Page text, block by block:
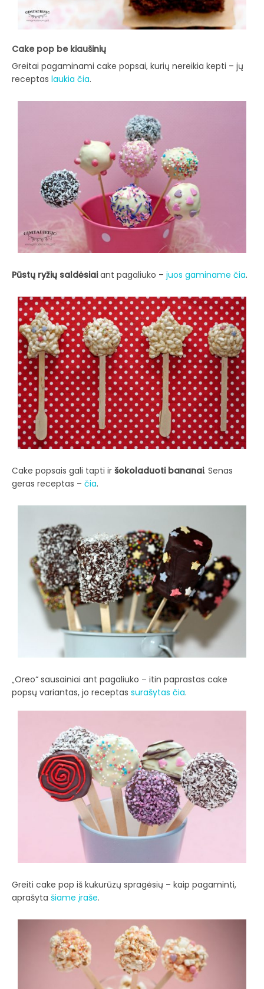
Cake pop be kiaušinių
Greitai pagaminami cake popsai, kurių nereikia kepti – jų
receptas laukia čia.
Pūstų ryžių saldėsiaiant pagaliuko – juos gaminame čia.
Cake popsais gali tapti ir šokoladuoti bananai. Senas
geras receptas – čia.
„Oreo“ sausainiai ant pagaliuko – itin paprastas cake
popsų variantas, jo receptas surašytas čia.
Greiti cake pop iš kukurūzų spragėsių – kaip pagaminti,
aprašyta šiame įraše.